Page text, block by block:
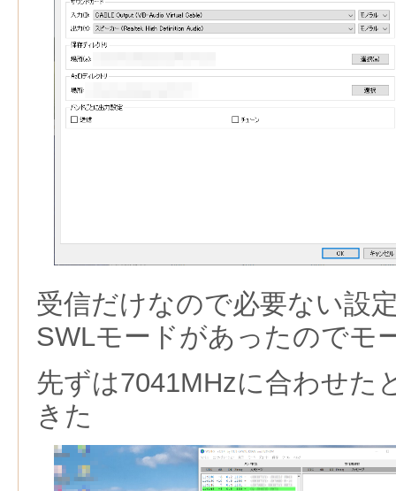
受信だけなので必要ない設
SWLモードがあったのでモ
先ずは7041MHzに合わせた
きた